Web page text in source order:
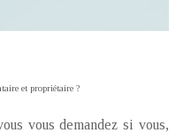
et propriétaire ?
vous demandez si vous,